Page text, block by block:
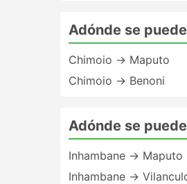
Adónde se
Chimoio → Maputo
Chimoio → Benoni
Adónde se
Inhambane → Maputo
Inhambane →